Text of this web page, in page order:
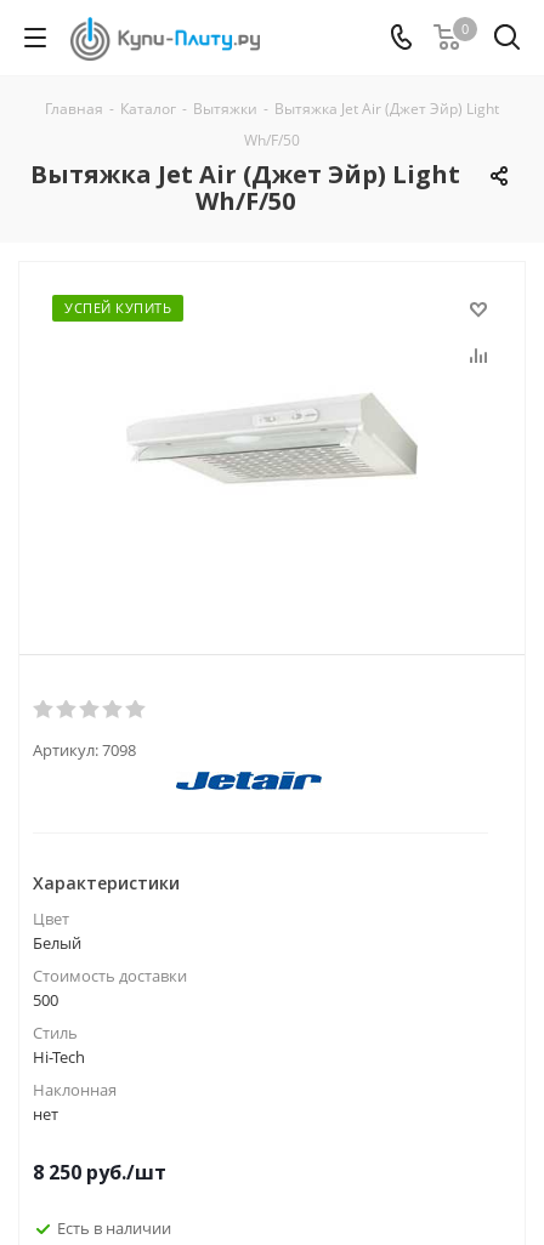
0
Главная - Каталог - Вытяжки - Вытяжка Jet Air (Джет Эйр) Light
Wh/F/50
Вытяжка Jet Air (Джет Эйр) Light
Wh/F/50
УСПЕЙ КУПИТЬ
Артикул:7098
Характеристики
Цвет
Белый
Стоимость доставки
500
Стиль
Hi-Tech
Наклонная
нет
8 250 руб./шт
Есть в наличии